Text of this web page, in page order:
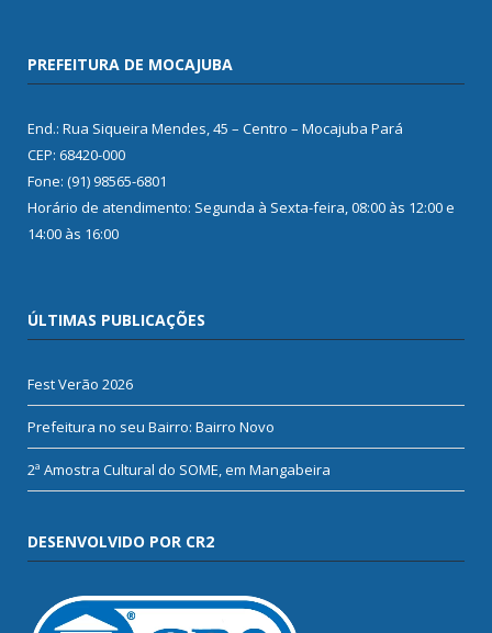
PREFEITURA DE MOCAJUBA
End.: Rua Siqueira Mendes, 45 – Centro – Mocajuba Pará
CEP: 68420-000
Fone: (91) 98565-6801
Horário de atendimento: Segunda à Sexta-feira, 08:00 às 12:00 e
14:00 às 16:00
ÚLTIMAS PUBLICAÇÕES
Fest Verão 2026
Prefeitura no seu Bairro: Bairro Novo
2ª Amostra Cultural do SOME, em Mangabeira
DESENVOLVIDO POR CR2